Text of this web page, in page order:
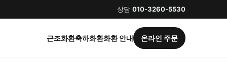
상담 010-3260-5530
근조화환축하화환화환 안내 온라인 주문